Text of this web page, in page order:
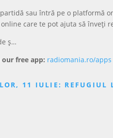
sau întră pe o platformă
care te pot ajuta să înveți
ș…
free app: radiomania.ro/apps
11 IULIE: REFUGIUL